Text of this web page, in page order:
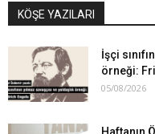
KÖŞE YAZILARI
İşçi
örneği:
05/08/2026